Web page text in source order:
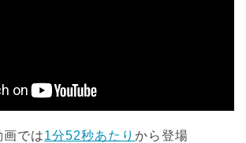
画では1分52秒あたり から登場